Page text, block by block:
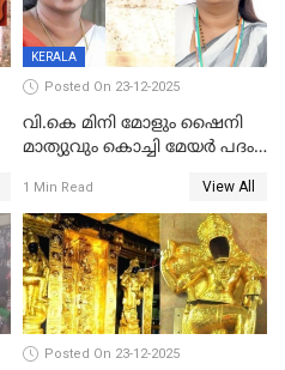
KERALA
Posted On 23-12-2025
വി.കെ മിനി മോളും ഷൈനി
മാത്യുവും കൊച്ചി മേയർ പദം
മേയറാകില്ല
1 Min Read View All
Posted On 23-12-2025